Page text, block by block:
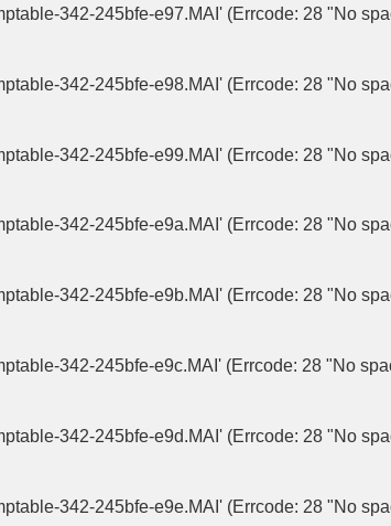
342-245bfe-e97.MAI' (Errcode: 28 "No
342-245bfe-e98.MAI' (Errcode: 28 "No
342-245bfe-e99.MAI' (Errcode: 28 "No
342-245bfe-e9a.MAI' (Errcode: 28 "No
342-245bfe-e9b.MAI' (Errcode: 28 "No
342-245bfe-e9c.MAI' (Errcode: 28 "No
342-245bfe-e9d.MAI' (Errcode: 28 "No
342-245bfe-e9e.MAI' (Errcode: 28 "No